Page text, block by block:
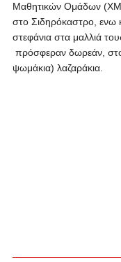
Μαθητικών Ομάδων
στο Σιδηρόκαστρο, ενω
στεφάνια στα μαλλιά
πρόσφεραν δωρεάν,
ψωμάκια) λαζαράκια.